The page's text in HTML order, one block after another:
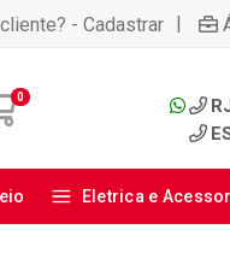
- Cadastrar |
0
Eletrica e